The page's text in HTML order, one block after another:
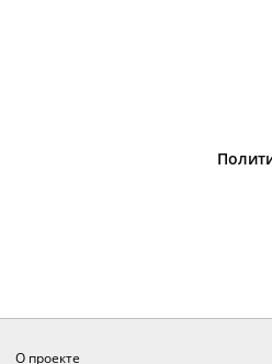
О проекте